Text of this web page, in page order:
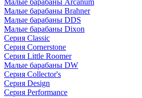
Малые барабаны Arcanum
Малые барабаны Brahner
Малые барабаны DDS
Малые барабаны Dixon
Серия Classic
Серия Cornerstone
Серия Little Roomer
Малые барабаны DW
Серия Collector's
Серия Design
Серия Performance